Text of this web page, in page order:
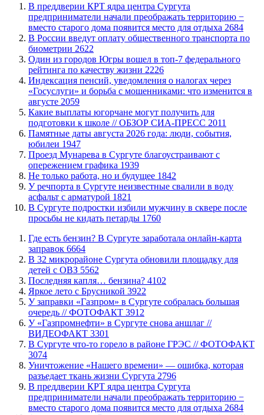
​В преддверии КРТ ядра центра Сургута
предприниматели начали преображать территорию −
вместо старого дома появится место для отдыха 2684
В России введут оплату общественного транспорта по
биометрии 2622
Один из городов Югры вошел в топ-7 федерального
рейтинга по качеству жизни 2226
​Индексация пенсий, уведомления о налогах через
«Госуслуги» и борьба с мошенниками: что изменится в
августе 2059
Какие выплаты югорчане могут получить для
подготовки к школе // ОБЗОР СИА-ПРЕСС 2011
​Памятные даты августа 2026 года: люди, события,
юбилеи 1947
​Проезд Мунарева в Сургуте благоустраивают с
опережением графика 1939
​Не только работа, но и будущее 1842
​У речпорта в Сургуте неизвестные свалили в воду
асфальт с арматурой 1821
В Сургуте подростки избили мужчину в сквере после
просьбы не кидать петарды 1760
​Где есть бензин? В Сургуте заработала онлайн-карта
заправок 6664
В 32 микрорайоне Сургута обновили площадку для
детей с ОВЗ 5562
​Последняя капля… бензина? 4102
Яркое лето с Брусникой 3922
​У заправки «Газпром» в Сургуте собралась большая
очередь // ФОТОФАКТ 3912
У «Газпромнефти» в Сургуте снова аншлаг //
ВИДЕОФАКТ 3301
​В Сургуте что-то горело в районе ГРЭС // ФОТОФАКТ
3074
​Уничтожение «Нашего времени» — ошибка, которая
разъедает ткань жизни Сургута 2796
​В преддверии КРТ ядра центра Сургута
предприниматели начали преображать территорию −
вместо старого дома появится место для отдыха 2684